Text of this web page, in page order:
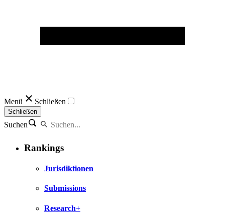
Menü Schließen
Schließen
Suchen
Rankings
Jurisdiktionen
Submissions
Research+